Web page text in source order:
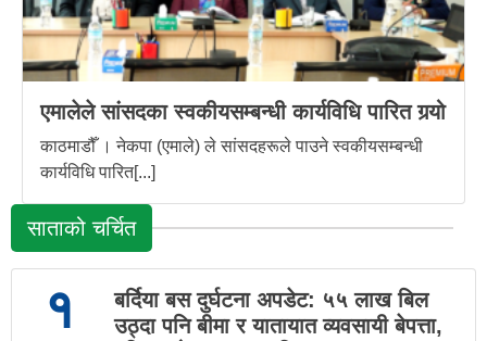
एमालेले सांसदका स्वकीयसम्बन्धी कार्यविधि पारित गर्‍यो
काठमाडौँ । नेकपा (एमाले) ले सांसदहरूले पाउने स्वकीयसम्बन्धी
कार्यविधि पारित[...]
साताको चर्चित
१
बर्दिया बस दुर्घटना अपडेट: ५५ लाख बिल
उठ्दा पनि बीमा र यातायात व्यवसायी बेपत्ता,